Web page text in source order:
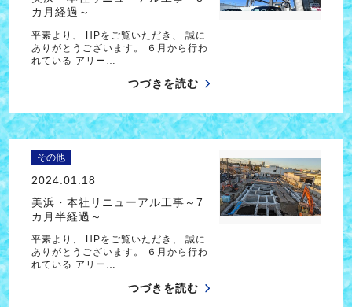
カ月経過～
平素より、 HPをご覧いただき、 誠に
ありがとうございます。 ６月から行わ
れている アリー…
つづきを読む
その他
2024.01.18
美浜・本社リニューアル工事～7
カ月半経過～
平素より、 HPをご覧いただき、 誠に
ありがとうございます。 ６月から行わ
れている アリー…
つづきを読む